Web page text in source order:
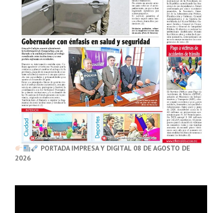
PORTADA IMPRESA Y DIGITAL 08 DE AGOSTO DE
2026